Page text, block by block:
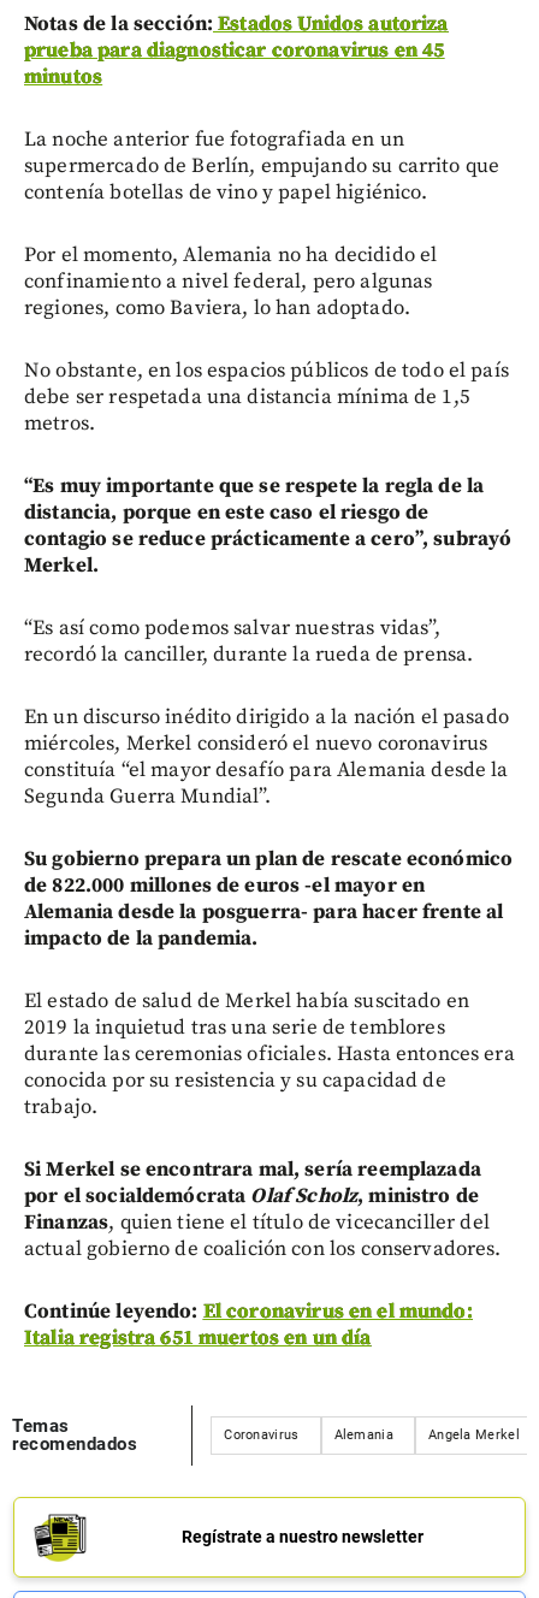
Notas de la sección: Estados Unidos autoriza
prueba para diagnosticar coronavirus en 45
minutos
La noche anterior fue fotografiada en un
supermercado de Berlín, empujando su carrito que
contenía botellas de vino y papel higiénico.
Por el momento, Alemania no ha decidido el
confinamiento a nivel federal, pero algunas
regiones, como Baviera, lo han adoptado.
No obstante, en los espacios públicos de todo el país
debe ser respetada una distancia mínima de 1,5
metros.
“Es muy importante que se respete la regla de la
distancia, porque en este caso el riesgo de
contagio se reduce prácticamente a cero”, subrayó
Merkel.
“Es así como podemos salvar nuestras vidas”,
recordó la canciller, durante la rueda de prensa.
En un discurso inédito dirigido a la nación el pasado
miércoles, Merkel consideró el nuevo coronavirus
constituía “el mayor desafío para Alemania desde la
Segunda Guerra Mundial”.
Su gobierno prepara un plan de rescate económico
de 822.000 millones de euros -el mayor en
Alemania desde la posguerra- para hacer frente al
impacto de la pandemia.
El estado de salud de Merkel había suscitado en
2019 la inquietud tras una serie de temblores
durante las ceremonias oficiales. Hasta entonces era
conocida por su resistencia y su capacidad de
trabajo.
Si Merkel se encontrara mal, sería reemplazada
por el socialdemócrata Olaf Scholz, ministro de
Finanzas, quien tiene el título de vicecanciller del
actual gobierno de coalición con los conservadores.
Continúe leyendo: El coronavirus en el mundo:
Italia registra 651 muertos en un día
Temas
recomendados
Coronavirus Alemania Angela Merkel
Regístrate a nuestro newsletter